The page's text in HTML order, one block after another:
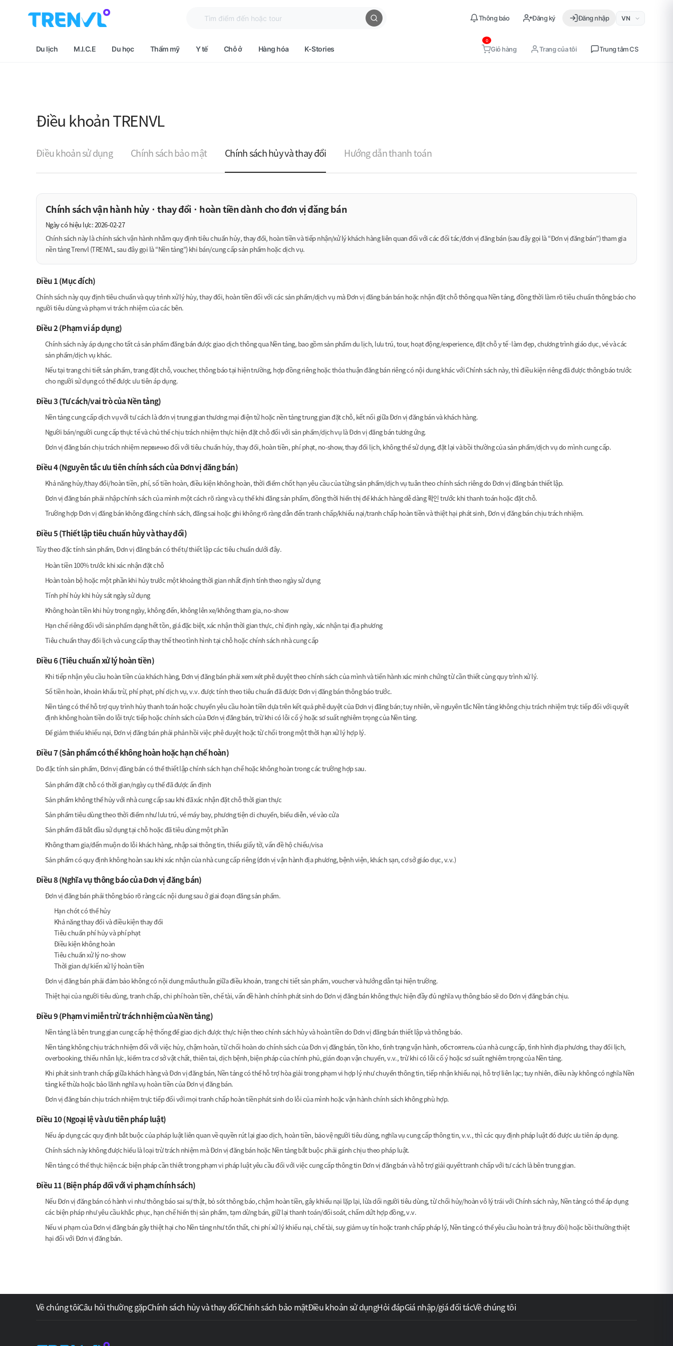
TRENVL Brand
User Quick Actions
Thông báo Đăng ký Đăng nhập 언어선택
Du lịch M.I.C.E Du học Thẩm mỹ Y tế Chỗ ở Hàng hóa K-Stories 카트/마이페이지
Giỏ hàng
0
Trang của tôi Trung tâm CS
Điều khoản TRENVL
Điều khoản sử dụng Chính sách bảo mật Chính sách hủy và thay đổi Hướng dẫn thanh toán
Chính sách vận hành hủy · thay đổi · hoàn tiền dành cho đơn vị đăng bán
Ngày có hiệu lực:2026-02-27
Chính sách này là chính sách vận hành nhằm quy định tiêu chuẩn hủy, thay đổi, hoàn tiền và tiếp nhận/xử lý khách hàng liên quan đối với các đối tác/đơn vị đăng bán (sau đây gọi là “Đơn vị đăng bán”) tham gia
nền tảng Trenvl (TRENVL, sau đây gọi là “Nền tảng”) khi bán/cung cấp sản phẩm hoặc dịch vụ.
Điều 1 (Mục đích)
Chính sách này quy định tiêu chuẩn và quy trình xử lý hủy, thay đổi, hoàn tiền đối với các sản phẩm/dịch vụ mà Đơn vị đăng bán bán hoặc nhận đặt chỗ thông qua Nền tảng, đồng thời làm rõ tiêu chuẩn thông báo cho
người tiêu dùng và phạm vi trách nhiệm của các bên.
Điều 2 (Phạm vi áp dụng)
Chính sách này áp dụng cho tất cả sản phẩm đăng bán được giao dịch thông qua Nền tảng, bao gồm sản phẩm du lịch, lưu trú, tour, hoạt động/experience, đặt chỗ y tế·làm đẹp, chương trình giáo dục, vé và các
sản phẩm/dịch vụ khác.
Nếu tại trang chi tiết sản phẩm, trang đặt chỗ, voucher, thông báo tại hiện trường, hợp đồng riêng hoặc thỏa thuận đăng bán riêng có nội dung khác với Chính sách này, thì điều kiện riêng đã được thông báo trước
cho người sử dụng có thể được ưu tiên áp dụng.
Điều 3 (Tư cách/vai trò của Nền tảng)
Nền tảng cung cấp dịch vụ với tư cách là đơn vị trung gian thương mại điện tử hoặc nền tảng trung gian đặt chỗ, kết nối giữa Đơn vị đăng bán và khách hàng.
Người bán/người cung cấp thực tế và chủ thể chịu trách nhiệm thực hiện đặt chỗ đối với sản phẩm/dịch vụ là Đơn vị đăng bán tương ứng.
Đơn vị đăng bán chịu trách nhiệm первично đối với tiêu chuẩn hủy, thay đổi, hoàn tiền, phí phạt, no-show, thay đổi lịch, không thể sử dụng, đặt lại và bồi thường của sản phẩm/dịch vụ do mình cung cấp.
Điều 4 (Nguyên tắc ưu tiên chính sách của Đơn vị đăng bán)
Khả năng hủy/thay đổi/hoàn tiền, phí, số tiền hoàn, điều kiện không hoàn, thời điểm chốt hạn yêu cầu của từng sản phẩm/dịch vụ tuân theo chính sách riêng do Đơn vị đăng bán thiết lập.
Đơn vị đăng bán phải nhập chính sách của mình một cách rõ ràng và cụ thể khi đăng sản phẩm, đồng thời hiển thị để khách hàng dễ dàng 확인 trước khi thanh toán hoặc đặt chỗ.
Trường hợp Đơn vị đăng bán không đăng chính sách, đăng sai hoặc ghi không rõ ràng dẫn đến tranh chấp/khiếu nại/tranh chấp hoàn tiền và thiệt hại phát sinh, Đơn vị đăng bán chịu trách nhiệm.
Điều 5 (Thiết lập tiêu chuẩn hủy và thay đổi)
Tùy theo đặc tính sản phẩm, Đơn vị đăng bán có thể tự thiết lập các tiêu chuẩn dưới đây.
Hoàn tiền 100% trước khi xác nhận đặt chỗ
Hoàn toàn bộ hoặc một phần khi hủy trước một khoảng thời gian nhất định tính theo ngày sử dụng
Tính phí hủy khi hủy sát ngày sử dụng
Không hoàn tiền khi hủy trong ngày, không đến, không lên xe/không tham gia, no-show
Hạn chế riêng đối với sản phẩm dạng hết tồn, giá đặc biệt, xác nhận thời gian thực, chỉ định ngày, xác nhận tại địa phương
Tiêu chuẩn thay đổi lịch và cung cấp thay thế theo tình hình tại chỗ hoặc chính sách nhà cung cấp
Điều 6 (Tiêu chuẩn xử lý hoàn tiền)
Khi tiếp nhận yêu cầu hoàn tiền của khách hàng, Đơn vị đăng bán phải xem xét phê duyệt theo chính sách của mình và tiến hành xác minh chứng từ cần thiết cùng quy trình xử lý.
Số tiền hoàn, khoản khấu trừ, phí phạt, phí dịch vụ, v.v. được tính theo tiêu chuẩn đã được Đơn vị đăng bán thông báo trước.
Nền tảng có thể hỗ trợ quy trình hủy thanh toán hoặc chuyển yêu cầu hoàn tiền dựa trên kết quả phê duyệt của Đơn vị đăng bán; tuy nhiên, về nguyên tắc Nền tảng không chịu trách nhiệm trực tiếp đối với quyết
định không hoàn tiền do lỗi trực tiếp hoặc chính sách của Đơn vị đăng bán, trừ khi có lỗi cố ý hoặc sơ suất nghiêm trọng của Nền tảng.
Để giảm thiểu khiếu nại, Đơn vị đăng bán phải phản hồi việc phê duyệt hoặc từ chối trong một thời hạn xử lý hợp lý.
Điều 7 (Sản phẩm có thể không hoàn hoặc hạn chế hoàn)
Do đặc tính sản phẩm, Đơn vị đăng bán có thể thiết lập chính sách hạn chế hoặc không hoàn trong các trường hợp sau.
Sản phẩm đặt chỗ có thời gian/ngày cụ thể đã được ấn định
Sản phẩm không thể hủy với nhà cung cấp sau khi đã xác nhận đặt chỗ thời gian thực
Sản phẩm tiêu dùng theo thời điểm như lưu trú, vé máy bay, phương tiện di chuyển, biểu diễn, vé vào cửa
Sản phẩm đã bắt đầu sử dụng tại chỗ hoặc đã tiêu dùng một phần
Không tham gia/đến muộn do lỗi khách hàng, nhập sai thông tin, thiếu giấy tờ, vấn đề hộ chiếu/visa
Sản phẩm có quy định không hoàn sau khi xác nhận của nhà cung cấp riêng (đơn vị vận hành địa phương, bệnh viện, khách sạn, cơ sở giáo dục, v.v.)
Điều 8 (Nghĩa vụ thông báo của Đơn vị đăng bán)
Đơn vị đăng bán phải thông báo rõ ràng các nội dung sau ở giai đoạn đăng sản phẩm.
Hạn chót có thể hủy
Khả năng thay đổi và điều kiện thay đổi
Tiêu chuẩn phí hủy và phí phạt
Điều kiện không hoàn
Tiêu chuẩn xử lý no-show
Thời gian dự kiến xử lý hoàn tiền
Đơn vị đăng bán phải đảm bảo không có nội dung mâu thuẫn giữa điều khoản, trang chi tiết sản phẩm, voucher và hướng dẫn tại hiện trường.
Thiệt hại của người tiêu dùng, tranh chấp, chi phí hoàn tiền, chế tài, vấn đề hành chính phát sinh do Đơn vị đăng bán không thực hiện đầy đủ nghĩa vụ thông báo sẽ do Đơn vị đăng bán chịu.
Điều 9 (Phạm vi miễn trừ trách nhiệm của Nền tảng)
Nền tảng là bên trung gian cung cấp hệ thống để giao dịch được thực hiện theo chính sách hủy và hoàn tiền do Đơn vị đăng bán thiết lập và thông báo.
Nền tảng không chịu trách nhiệm đối với việc hủy, chậm hoàn, từ chối hoàn do chính sách của Đơn vị đăng bán, tồn kho, tình trạng vận hành, обстоятель của nhà cung cấp, tình hình địa phương, thay đổi lịch,
overbooking, thiếu nhân lực, kiểm tra cơ sở vật chất, thiên tai, dịch bệnh, biện pháp của chính phủ, gián đoạn vận chuyển, v.v., trừ khi có lỗi cố ý hoặc sơ suất nghiêm trọng của Nền tảng.
Khi phát sinh tranh chấp giữa khách hàng và Đơn vị đăng bán, Nền tảng có thể hỗ trợ hòa giải trong phạm vi hợp lý như chuyển thông tin, tiếp nhận khiếu nại, hỗ trợ liên lạc; tuy nhiên, điều này không có nghĩa Nền
tảng kế thừa hoặc bảo lãnh nghĩa vụ hoàn tiền của Đơn vị đăng bán.
Đơn vị đăng bán chịu trách nhiệm trực tiếp đối với mọi tranh chấp hoàn tiền phát sinh do lỗi của mình hoặc vận hành chính sách không phù hợp.
Điều 10 (Ngoại lệ và ưu tiên pháp luật)
Nếu áp dụng các quy định bắt buộc của pháp luật liên quan về quyền rút lại giao dịch, hoàn tiền, bảo vệ người tiêu dùng, nghĩa vụ cung cấp thông tin, v.v., thì các quy định pháp luật đó được ưu tiên áp dụng.
Chính sách này không được hiểu là loại trừ trách nhiệm mà Đơn vị đăng bán hoặc Nền tảng bắt buộc phải gánh chịu theo pháp luật.
Nền tảng có thể thực hiện các biện pháp cần thiết trong phạm vi pháp luật yêu cầu đối với việc cung cấp thông tin Đơn vị đăng bán và hỗ trợ giải quyết tranh chấp với tư cách là bên trung gian.
Điều 11 (Biện pháp đối với vi phạm chính sách)
Nếu Đơn vị đăng bán có hành vi như thông báo sai sự thật, bỏ sót thông báo, chậm hoàn tiền, gây khiếu nại lặp lại, lừa dối người tiêu dùng, từ chối hủy/hoàn vô lý trái với Chính sách này, Nền tảng có thể áp dụng
các biện pháp như yêu cầu khắc phục, hạn chế hiển thị sản phẩm, tạm dừng bán, giữ lại thanh toán/đối soát, chấm dứt hợp đồng, v.v.
Nếu vi phạm của Đơn vị đăng bán gây thiệt hại cho Nền tảng như tổn thất, chi phí xử lý khiếu nại, chế tài, suy giảm uy tín hoặc tranh chấp pháp lý, Nền tảng có thể yêu cầu hoàn trả (truy đòi) hoặc bồi thường thiệt
hại đối với Đơn vị đăng bán.
Về chúng tôiCâu hỏi thường gặpChính sách hủy và thay đổiChính sách bảo mậtĐiều khoản sử dụngHỏi đápGiá nhập/giá đối tácVề chúng tôi